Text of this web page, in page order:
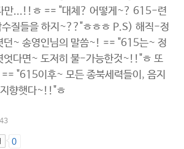
만...!!ㅎ == "대체? 어떻게~? 615-련
질들을 하지~??"ㅎㅎㅎ P.S) 해직-정
던~ 송영인님의 말씀~! == "615는~ 정
엇다면~ 도저히 불-가능한것~!!"ㅎ 또
"615이후~ 모든 종북세력들이, 음지
향햇다~!!"ㅎ
0